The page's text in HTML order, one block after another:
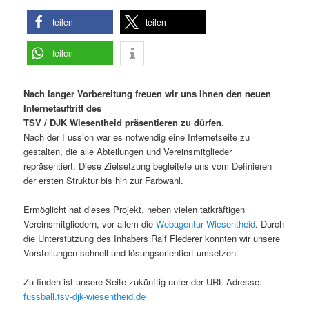
teilen teilen
teilen
Nach langer Vorbereitung freuen wir uns Ihnen den neuen
Internetauftritt des
TSV / DJK Wiesentheid präsentieren zu dürfen.
Nach der Fussion war es notwendig eine Internetseite zu
gestalten, die alle Abteilungen und Vereinsmitglieder
repräsentiert. Diese Zielsetzung begleitete uns vom Definieren
der ersten Struktur bis hin zur Farbwahl.
Ermöglicht hat dieses Projekt, neben vielen tatkräftigen
Vereinsmitgliedern, vor allem dieWebagentur Wiesentheid. Durch
die Unterstützung des Inhabers Ralf Flederer konnten wir unsere
Vorstellungen schnell und lösungsorientiert umsetzen.
Zu finden ist unsere Seite zukünftig unter der URL Adresse:
fussball.tsv-djk-wiesentheid.de